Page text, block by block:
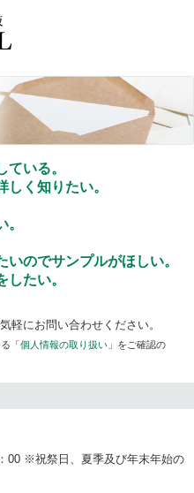
いる。
く知りたい。
のでサンプルがほしい。
たい。
軽にお問い合わせください。
「個人情報の取り扱い 」をご確認の
00 ※祝祭日、夏季及び年末年始の